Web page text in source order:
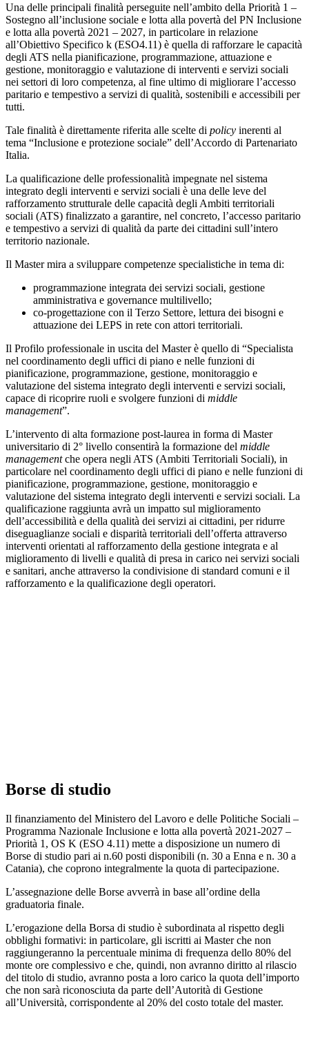
Una delle principali finalità perseguite nell’ambito della Priorità 1 –
Sostegno all’inclusione sociale e lotta alla povertà del PN Inclusione
e lotta alla povertà 2021 – 2027, in particolare in relazione
all’Obiettivo Specifico k (ESO4.11) è quella di rafforzare le capacità
degli ATS nella pianificazione, programmazione, attuazione e
gestione, monitoraggio e valutazione di interventi e servizi sociali
nei settori di loro competenza, al fine ultimo di migliorare l’accesso
paritario e tempestivo a servizi di qualità, sostenibili e accessibili per
tutti.
Tale finalità è direttamente riferita alle scelte di policy inerenti al
tema “Inclusione e protezione sociale” dell’Accordo di Partenariato
Italia.
La qualificazione delle professionalità impegnate nel sistema
integrato degli interventi e servizi sociali è una delle leve del
rafforzamento strutturale delle capacità degli Ambiti territoriali
sociali (ATS) finalizzato a garantire, nel concreto, l’accesso paritario
e tempestivo a servizi di qualità da parte dei cittadini sull’intero
territorio nazionale.
Il Master mira a sviluppare competenze specialistiche in tema di:
programmazione integrata dei servizi sociali, gestione
amministrativa e governance multilivello;
co-progettazione con il Terzo Settore, lettura dei bisogni e
attuazione dei LEPS in rete con attori territoriali.
Il Profilo professionale in uscita del Master è quello di “Specialista
nel coordinamento degli uffici di piano e nelle funzioni di
pianificazione, programmazione, gestione, monitoraggio e
valutazione del sistema integrato degli interventi e servizi sociali,
capace di ricoprire ruoli e svolgere funzioni di middle
management”.
L’intervento di alta formazione post-laurea in forma di Master
universitario di 2° livello consentirà la formazione del middle
managementche opera negli ATS (Ambiti Territoriali Sociali), in
particolare nel coordinamento degli uffici di piano e nelle funzioni di
pianificazione, programmazione, gestione, monitoraggio e
valutazione del sistema integrato degli interventi e servizi sociali. La
qualificazione raggiunta avrà un impatto sul miglioramento
dell’accessibilità e della qualità dei servizi ai cittadini, per ridurre
diseguaglianze sociali e disparità territoriali dell’offerta attraverso
interventi orientati al rafforzamento della gestione integrata e al
miglioramento di livelli e qualità di presa in carico nei servizi sociali
e sanitari, anche attraverso la condivisione di standard comuni e il
rafforzamento e la qualificazione degli operatori.
Borse di studio
Il finanziamento del Ministero del Lavoro e delle Politiche Sociali –
Programma Nazionale Inclusione e lotta alla povertà 2021-2027 –
Priorità 1, OS K (ESO 4.11) mette a disposizione un numero di
Borse di studio pari ai n.60 posti disponibili (n. 30 a Enna e n. 30 a
Catania), che coprono integralmente la quota di partecipazione.
L’assegnazione delle Borse avverrà in base all’ordine della
graduatoria finale.
L’erogazione della Borsa di studio è subordinata al rispetto degli
obblighi formativi: in particolare, gli iscritti ai Master che non
raggiungeranno la percentuale minima di frequenza dello 80% del
monte ore complessivo e che, quindi, non avranno diritto al rilascio
del titolo di studio, avranno posta a loro carico la quota dell’importo
che non sarà riconosciuta da parte dell’Autorità di Gestione
all’Università, corrispondente al 20% del costo totale del master.